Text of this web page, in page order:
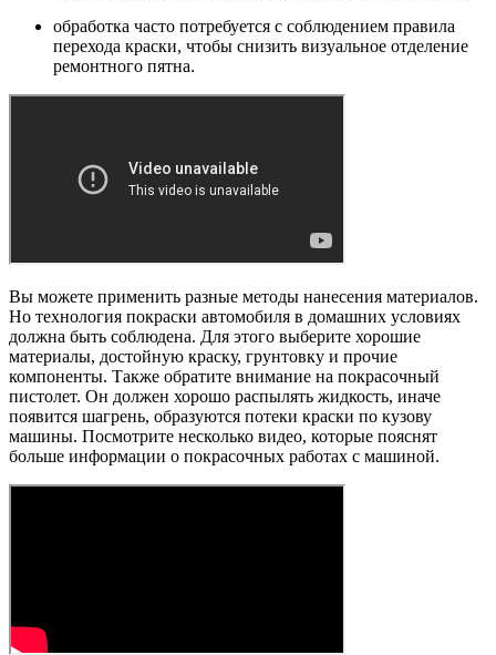
обработка часто потребуется с соблюдением правила
перехода краски, чтобы снизить визуальное отделение
ремонтного пятна.
Вы можете применить разные методы нанесения материалов.
Но технология покраски автомобиля в домашних условиях
должна быть соблюдена. Для этого выберите хорошие
материалы, достойную краску, грунтовку и прочие
компоненты. Также обратите внимание на покрасочный
пистолет. Он должен хорошо распылять жидкость, иначе
появится шагрень, образуются потеки краски по кузову
машины. Посмотрите несколько видео, которые пояснят
больше информации о покрасочных работах с машиной.